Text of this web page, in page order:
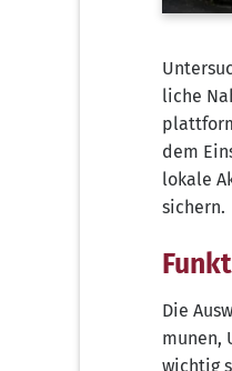
li­che
dem
loka­le
sichern.
Die
mu­nen,
wich­tig